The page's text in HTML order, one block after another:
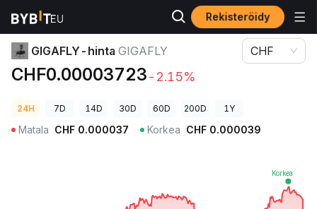
Rekisteröidy
Kryptohinnat GIGAFLY-hinta GIGAFLY
GIGAFLY-hinta GIGAFLY
CHF0.00003723-2.15%
CHF
24H 7D 14D 30D 60D 200D 1Y
Matala CHF 0.000037 Korkea CHF 0.000039